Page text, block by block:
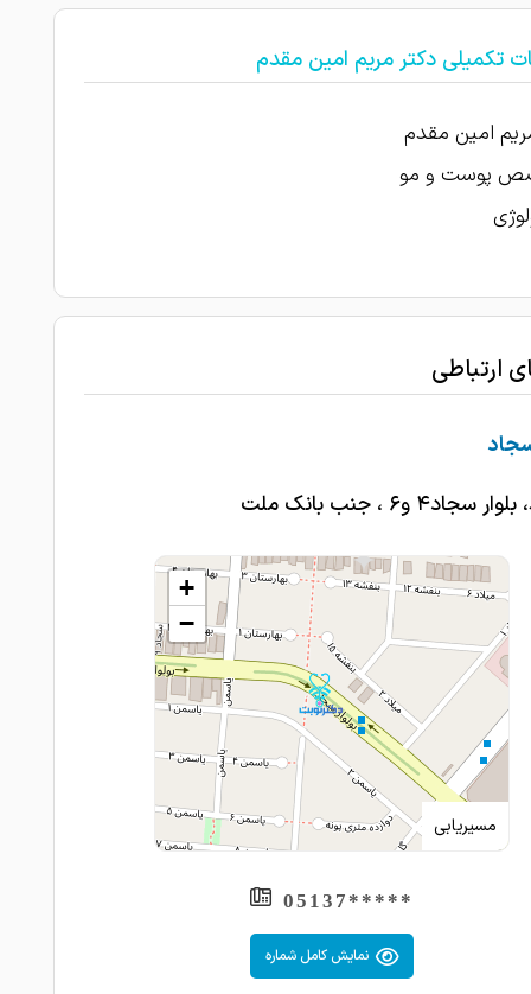
تکمیلی دکتر مریم امین مقدم
امین مقدم
پوست و مو
ارتباطی
و۶ ، جنب بانک ملت
مسیریابی
+
−
*****05137
نمایش کامل شماره